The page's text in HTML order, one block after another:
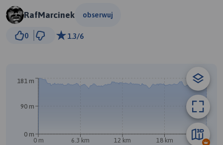
RafMarcinek obserwuj
0 1.3/6
0 m 6.3 km 12 km 18 km 25 km
0 m
90 m
181 m